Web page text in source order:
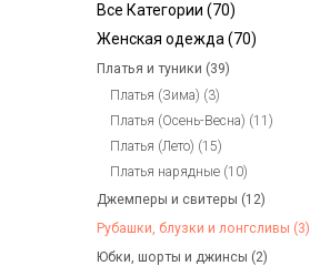
Все Категории (70)
Женская одежда (70)
Платья и туники (39)
Платья (Зима) (3)
Платья (Осень-Весна) (11)
Платья (Лето) (15)
Платья нарядные (10)
Джемперы и свитеры (12)
Рубашки, блузки и лонгсливы (3)
Юбки, шорты и джинсы (2)